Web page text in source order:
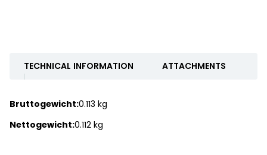
TECHNICAL INFORMATION ATTACHMENTS
Bruttogewicht:0.113 kg
Nettogewicht:0.112 kg